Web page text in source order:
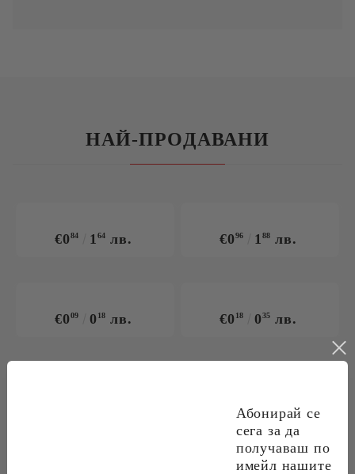
НАЙ-ПРОДАВАНИ
€084 164 лв. €096 188 лв.
€009 018 лв. €018 035 лв.
Абонирай се
сега за да
получаваш по
имейл нашите